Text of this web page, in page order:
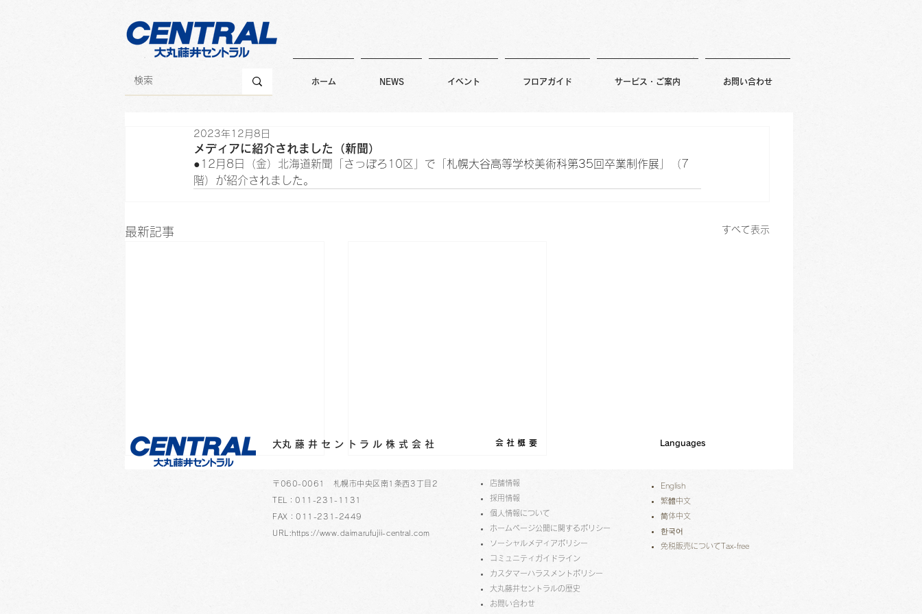
ホーム NEWS イベント フロアガイド サービス・ご案内 お問い合わせ
メディアに紹介されました（新聞）
2023年12月8日
●12月8日（金）北海道新聞「さっぽろ10区」で「 札幌大谷高等学校美術科第35回卒業制作展 」（7
階）が紹介されました。
最新記事 すべて表示
メディアに紹介されました
●2月16日（金）北海道新聞「さ
っぽろ10区」で「猫祭2024」
（1階特設会場）が紹介されまし
​大丸藤井セントラル株式会社 会社概要
​〒060-0061 札幌市中央区南1条西3丁目2
TEL：011-231-1131
FAX：011-231-2449
URL:https://www.daimarufujii-central.com
​店舗情報
採用情報
個人情報について
ホームページ公開に関するポリシー
ソーシャルメディアポリシー
コミュニティガイドライン
​​カスタマーハラスメントポリシー
大丸藤井セントラルの歴史
​お問い合わせ
Languages
English
繁體中文
简体中文
한국어
免税販売についてTax-free​